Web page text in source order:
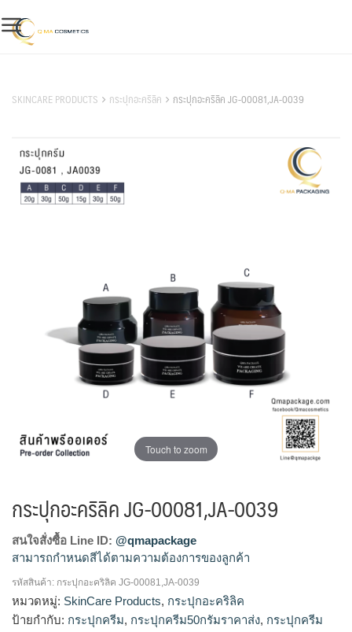
to
content
SKINCARE PRODUCTS กระปุกอะคริลิค กระปุกอะคริลิค JG-00081,JA-0039
Touch to zoom
กระปุกอะคริลิค JG-00081,JA-0039
สนใจสั่งซื้อ Line ID: @qmapackage
สามารถกำหนดสีได้ตามความต้องการของลูกค้า
กระปุกแก้วขายส่ง, ร้านขายกระปุกแก้ว, โรงงานผลิตกระปุกครีม,
รับผลิตกระปุกครีม, จำหน่ายกระปุกครีม, ขายส่งกระปุกครีม, รับ
ผลิตขวดครีม, กระปุกครีม50กรัมราคาส่ง, กระปุกครีมขายส่ง, ขาย
รหัสสินค้า: กระปุกอะคริลิค JG-00081,JA-0039
หมวดหมู่: SkinCare Products, กระปุกอะคริลิค
ป้ายกำกับ: กระปุกครีม, กระปุกครีม50กรัมราคาส่ง, กระปุกครีม